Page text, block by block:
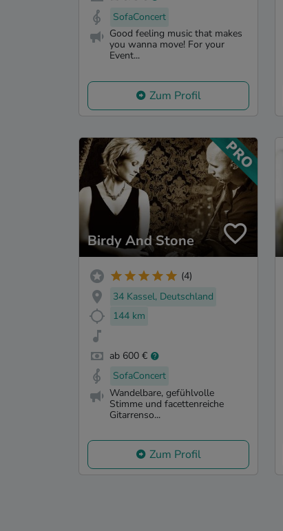
SofaConcert
Good feeling music that makes
you wanna move! For your
Event...
Zum Profil
Birdy And Stone
(4)
34 Kassel, Deutschland
144 km
ab 600 €
SofaConcert
Wandelbare, gefühlvolle
Stimme und facettenreiche
Gitarrenso...
Zum Profil